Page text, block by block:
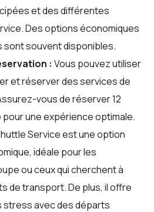
et des différentes
Des options économiques
sont souvent disponibles.
: Vous pouvez utiliser
et réserver des services de
vous de réserver 12
pour une expérience optimale.
Service est une option
idéale pour les
ou ceux qui cherchent à
de transport. De plus, il offre
stress avec des départs